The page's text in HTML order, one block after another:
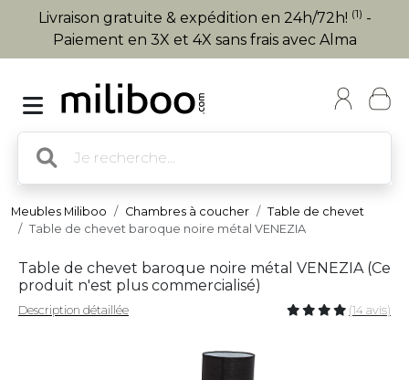
Livraison gratuite & expédition en 24h/72h! (1) -
Paiement en 3X et 4X sans frais avec Alma
Meubles Miliboo Chambres à coucher
Table de chevet
Table de chevet baroque noire métal VENEZIA
Table de chevet baroque noire métal VENEZIA (Ce
produit n'est plus commercialisé)
Description détaillée (14 avis)